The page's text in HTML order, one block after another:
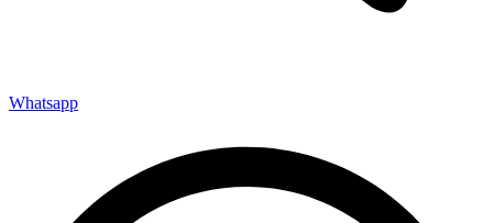
Whatsapp